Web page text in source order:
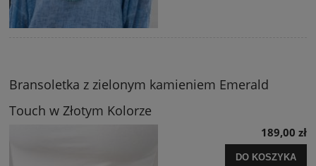
Bransoletka z zielonym kamieniem Emerald
Touch w Złotym Kolorze
189,00 zł
DO KOSZYKA